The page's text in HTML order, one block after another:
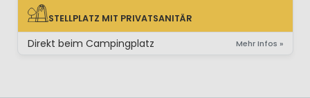
STELLPLATZ MIT PRIVATSANITÄR
STELLPLATZ MIT PRIVATSANITÄR
Direkt beim Campingplatz Mehr Infos »